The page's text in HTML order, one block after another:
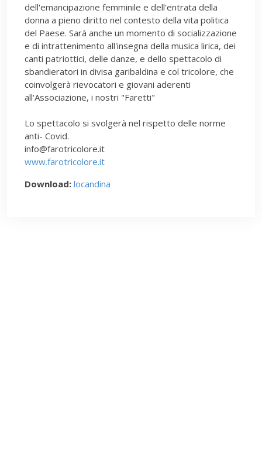
dell'emancipazione femminile e dell'entrata della
donna a pieno diritto nel contesto della vita politica
del Paese. Sarà anche un momento di socializzazione
e di intrattenimento all'insegna della musica lirica, dei
canti patriottici, delle danze, e dello spettacolo di
sbandieratori in divisa garibaldina e col tricolore, che
coinvolgerà rievocatori e giovani aderenti
all'Associazione, i nostri "Faretti"
Lo spettacolo si svolgerà nel rispetto delle norme
anti- Covid.
info@farotricolore.it
www.farotricolore.it
Download: locandina